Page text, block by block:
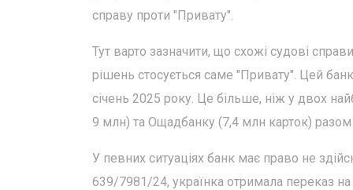
справу проти "Привату".
Тут варто зазначити, що схожі судові
рішень стосується саме "Привату". Цей
січень 2025 року. Це більше, ніж у двох
9 млн) та Ощадбанку (7,4 млн карток) разом
У певних ситуаціях банк має право не
639/7981/24, українка отримала переказ